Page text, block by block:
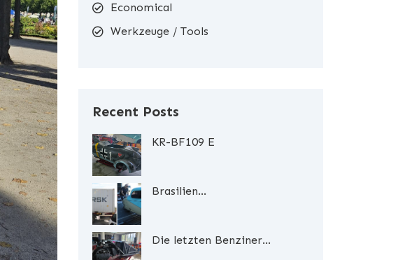
Economical
Werkzeuge / Tools
Recent Posts
KR-BF109 E
Brasilien...
Die letzten Benziner...